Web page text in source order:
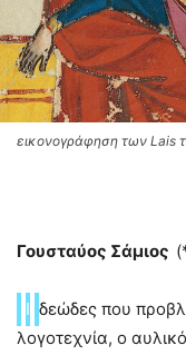
εικονογράφηση των Lais
Γουσταύος Σάμιος
Ι δεώδες που
λογοτεχνία, ο